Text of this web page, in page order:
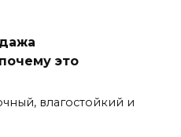
это
влагостойкий и